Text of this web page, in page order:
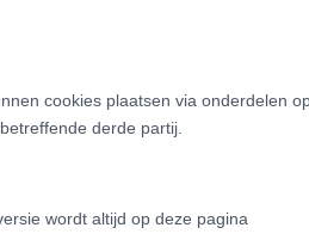
cookies plaatsen via onderdelen
derde partij.
wordt altijd op deze pagina